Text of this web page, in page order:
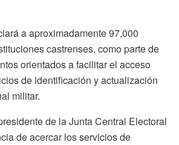
a aproximadamente 97,000
castrenses, como parte de
orientados a facilitar el acceso
de identificación y actualización
militar.
de la Junta Central Electoral
de acercar los servicios de